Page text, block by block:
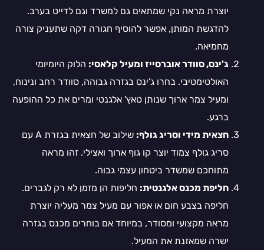
יוצרת מראה נקי שמתאים גם למשרד וגם לדייט בערב.
להדגשת המותן, אפשר להוסיף חגורה דקה שתעניק צורה
מחמיאה.
ג'ינס, סוודר אוברסייז ומעיל קלאסי: הלוק היומיומי
האולטימטיבי. בחרו ג'ינס בגזרה גבוהה, סוודר רחב ונינוח,
ומעיל צמר ארוך שנותן טאץ' אלגנטי ומרים את כל ההופעה
ברגע.
חצאית מידי וסריג גולף:
שילוב של חצאית בגזרת A עם
סריג גולף צמוד יוצר קו גוף ארוך ואצילי. זהו מראה
מתוחכם שמשדר ביטחון עצמי גבוה.
חליפת מכנס אלגנטית: חליפות הן מזמן לא רק לגברים.
חליפה בצבע חום או אפור עם מעיל צמר מעליה יוצרת
מראה מקצועי ומסודר, במיוחד אם בוחרים מכנס בגזרה
ישרה שמאזנת את המעיל.